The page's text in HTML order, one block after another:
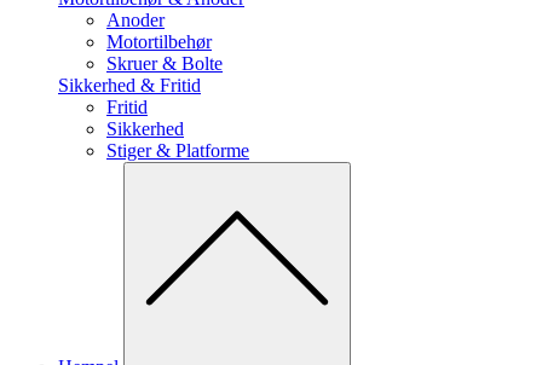
Anoder
Motortilbehør
Skruer & Bolte
Sikkerhed & Fritid
Fritid
Sikkerhed
Stiger & Platforme